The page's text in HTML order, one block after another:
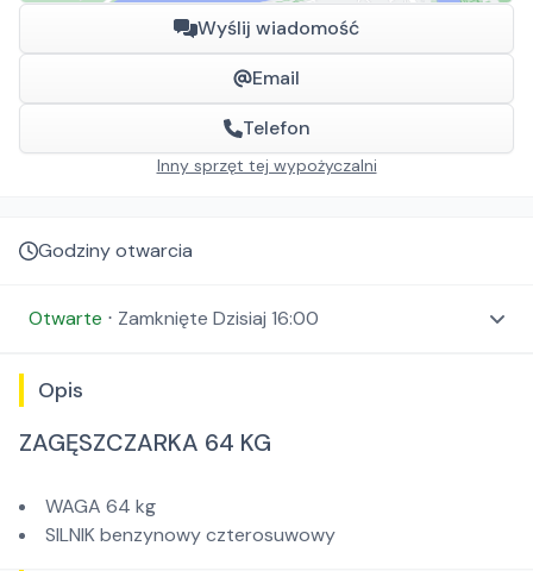
Wyślij wiadomość
Email
Telefon
Inny sprzęt tej wypożyczalni
Godziny otwarcia
Otwarte ⋅ Zamknięte Dzisiaj 16:00
Opis
ZAGĘSZCZARKA 64 KG
WAGA 64 kg
SILNIK benzynowy czterosuwowy